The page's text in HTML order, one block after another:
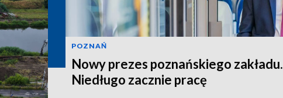
POZNAŃ
Nowy prezes poznańskiego zakładu.
Niedługo zacznie pracę